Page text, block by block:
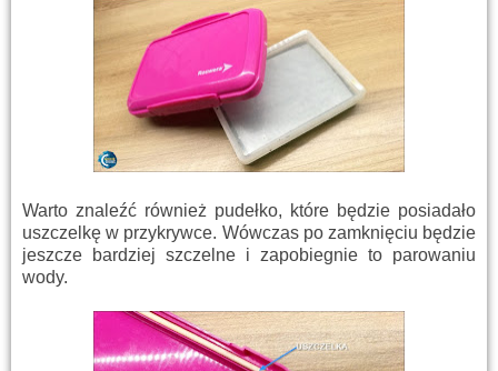
Warto znaleźć również pudełko, które będzie posiadało
uszczelkę w przykrywce. Wówczas po zamknięciu będzie
jeszcze bardziej szczelne i zapobiegnie to parowaniu
wody.